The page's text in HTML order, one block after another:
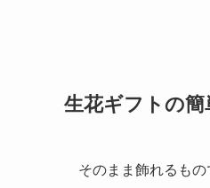
生花ギフトの
そのまま飾れるもの